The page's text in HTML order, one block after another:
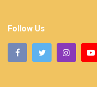
Follow Us